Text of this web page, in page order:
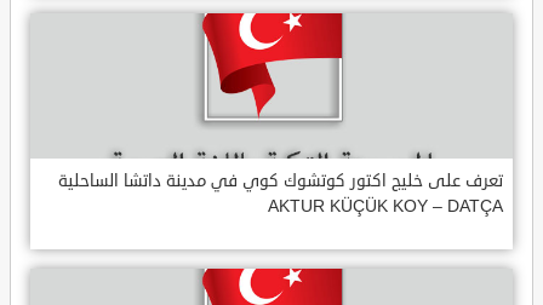
تعرف على خليج اكتور كوتشوك كوي في مدينة داتشا الساحلية
AKTUR KÜÇÜK KOY – DATÇA